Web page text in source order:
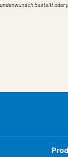
bestellt oder